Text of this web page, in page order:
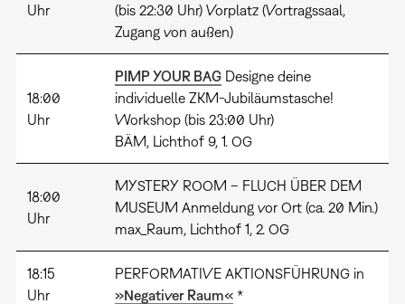
Uhr
(bis 22:30 Uhr) Vorplatz (Vortragssaal,
Zugang von außen)
18:00
Uhr
PIMP YOUR BAGDesigne deine
individuelle ZKM-Jubiläumstasche!
Workshop (bis 23:00 Uhr)
BÄM, Lichthof 9, 1. OG
18:00
Uhr
MYSTERY ROOM – FLUCH ÜBER DEM
MUSEUM Anmeldung vor Ort (ca. 20 Min.)
max_Raum, Lichthof 1, 2. OG
18:15
Uhr
PERFORMATIVE AKTIONSFÜHRUNG in
»Negativer Raum«*